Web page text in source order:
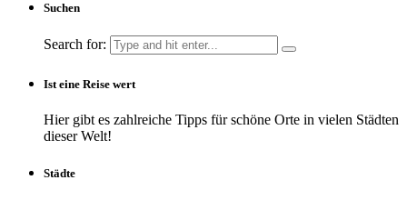
Suchen
Search for:
Ist eine Reise wert
Hier gibt es zahlreiche Tipps für schöne Orte in vielen Städten
dieser Welt!
Städte